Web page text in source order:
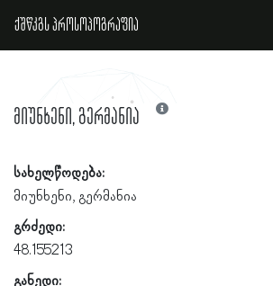
ქშწკგს პროსოპოგრაფია
მიუნხენი, გერმანია
სახელწოდება:
მიუნხენი, გერმანია
გრძედი:
48.155213
განედი: